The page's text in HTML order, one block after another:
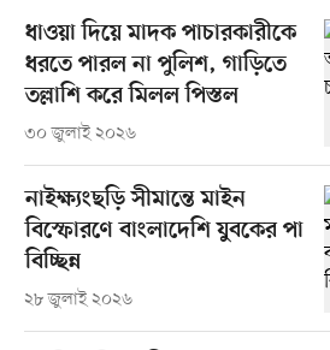
ধাওয়া দিয়ে মাদক পাচারকারীকে
ধরতে পারল না পুলিশ, গাড়িতে
তল্লাশি করে মিলল পিস্তল
৩০ জুলাই ২০২৬
নাইক্ষ্যংছড়ি সীমান্তে মাইন
বিস্ফোরণে বাংলাদেশি যুবকের পা
বিচ্ছিন্ন
২৮ জুলাই ২০২৬